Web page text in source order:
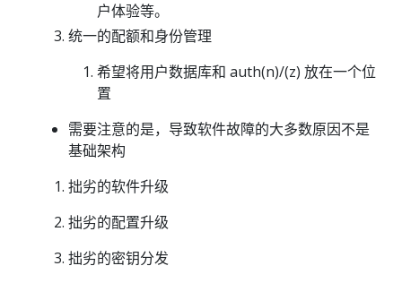
户体验等。
统一的配额和身份管理
希望将用户数据库和 auth(n)/(z) 放在一个位
置
需要注意的是，导致软件故障的大多数原因不是
基础架构
拙劣的软件升级
拙劣的配置升级
拙劣的密钥分发